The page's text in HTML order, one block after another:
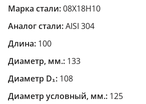
Марка стали:08Х18Н10
Аналог стали:AISI 304
Длина: 100
Диаметр, мм.: 133
Диаметр D₁: 108
Диаметр условный, мм.: 125